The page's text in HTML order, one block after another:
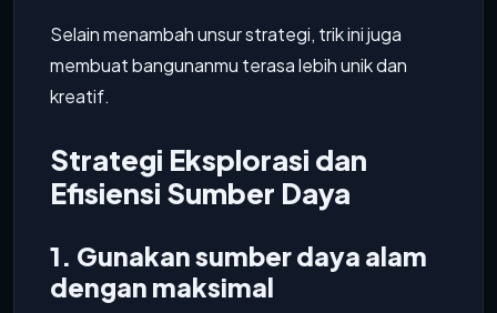
Selain menambah unsur strategi, trik ini juga
membuat bangunanmu terasa lebih unik dan
kreatif.
Strategi Eksplorasi dan
Efisiensi Sumber Daya
1. Gunakan sumber daya alam
dengan maksimal